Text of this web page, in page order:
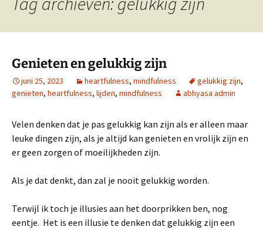
Genieten en gelukkig zijn
juni 25, 2023 heartfulness, mindfulness gelukkig zijn,
genieten, heartfulness, lijden, mindfulness abhyasa admin
Velen denken dat je pas gelukkig kan zijn als er alleen maar
leuke dingen zijn, als je altijd kan genieten en vrolijk zijn en
er geen zorgen of moeilijkheden zijn.
Als je dat denkt, dan zal je nooit gelukkig worden.
Terwijl ik toch je illusies aan het doorprikken ben, nog
eentje. Het is een illusie te denken dat gelukkig zijn een